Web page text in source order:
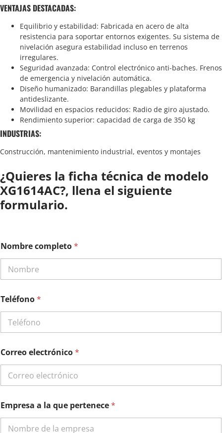
VENTAJAS DESTACADAS:
Equilibrio y estabilidad: Fabricada en acero de alta
resistencia para soportar entornos exigentes. Su sistema de
nivelación asegura estabilidad incluso en terrenos
irregulares.
Seguridad avanzada: Control electrónico anti-baches. Frenos
de emergencia y nivelación automática.
Diseño humanizado: Barandillas plegables y plataforma
antideslizante.
Movilidad en espacios reducidos: Radio de giro ajustado.
Rendimiento superior: capacidad de carga de 350 kg
INDUSTRIAS:
Construcción, mantenimiento industrial, eventos y montajes
¿Quieres la ficha técnica de modelo
XG1614AC?, llena el siguiente
formulario.
Nombre completo*
Teléfono*
e
r
e
e
c
e
Correo electrónico*
Empresa a la que pertenece*